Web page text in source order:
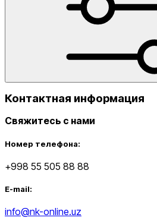
Контактная информация
Свяжитесь с нами
Номер телефона:
+998 55 505 88 88
E-mail:
info@nk-online.uz